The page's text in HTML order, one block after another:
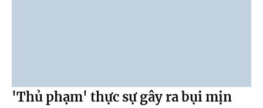
'Thủ phạm' thực sự gây ra bụi mịn